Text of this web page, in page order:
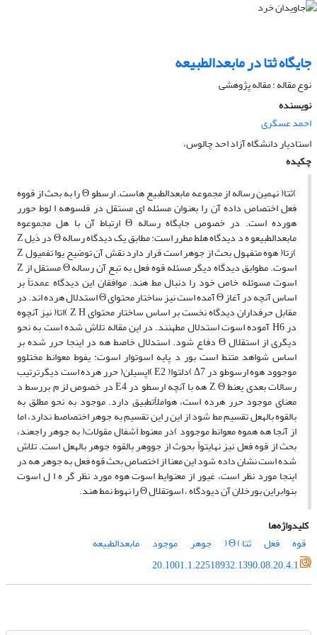
جایگاه ثتا در مابعدالطبیعه
نوع مقاله : مقاله پژوهشی
نویسنده
احمد عسگری
استادیار دانشگاه آزاد احد چالوس،
چکیده
)ثتا( نهمین رساله از مجموعه مابعدالطبیع هاست. ارسطو Θ را به بحث از قووه
فعل اختصاص داده آن را بعنوان مسئله ای مستقل در فلسوهه ا لوط حورر
هورده است. در خصوص جایگاه رساله Θ ارتباط آن با هل مجموعوه
مابعدالطبیعو ه د دیدگاه هلط مطرر است: مطابق یک دیدگاه رساله Θ در ذیل Ζ
)زتا( هوه متفهول بحث از جوهر است قرار دارد نقش آن توضیح یوا تفمیول Ζ
اسوت. مطوابق دیدگاه دیگر مسئله قوه فعل به تبع آن رساله Θ مستقل از Ζ
اسوت مسوئله خاص خود را دنبال مط هند. موافقان این دیدگاه عمدتاً بر
اساس آنچه در آغاز Θ آمده است نیز ساختار محتوای Θ استدلال هرده اند. در
مقابل حرفداران دیدگاه نخست بر اساس ساختار محتوای Ζ Η )اتا( نیز آنچوه
در Η6 آموده اسوت استدلال مطهنند. در این مقاله تلاش شده است به نحو
دیگری از استقلال Θ دفاع شود. استدلال خاصط هه در اینجا حرر شده بر
اساس شواهد متنط است بور د پایه اسوتوار اسوت: یفوط معوانط مختلوو
موجوود هوه ارسوطو در Δ7 )دلتوا( Ε2 )اپسیلن( حرر هرده است دیگرترتیب
رسالات بعدی یعنط Ζ Θ هه با آنچه ارسطو در Ε4 در خصوص لز م بررسط د
معنای موجود حرر هرده است، هواملاًتطبیق دارد. موجود به نحو مطلق به
بالقوه بالهعل تقسیم مط شود از این ر این تقسیم به جوهر اختصاصط ندارد، اما
از آنجا هه هموه معوانط موجوود )در معنوط اَشفال مقولات( به جوهر راجعند،
بحث از قوه فعل نیز نهایتواً بحوث از جووهر بالقوه جوهر بالهعل است. تلاش
شده است نشان داده شود این معنا از اختصاصِ بحث قوه فعل به جوهر هه در
اینجا مورد نظر است، غیور از معنوایط اسوت هوه مورد نظر گر ه ا ل اسوت
بنوابراین بورخلان آن دیودگاه ، اسوتقلال Θ را نهوط نمط هند.
کلیدواژه‌ها
قوه
فعل ثتا ) Θ ( جوهر موجود
مابعدالطبیعه
20.1001.1.22518932.1390.08.20.4.1